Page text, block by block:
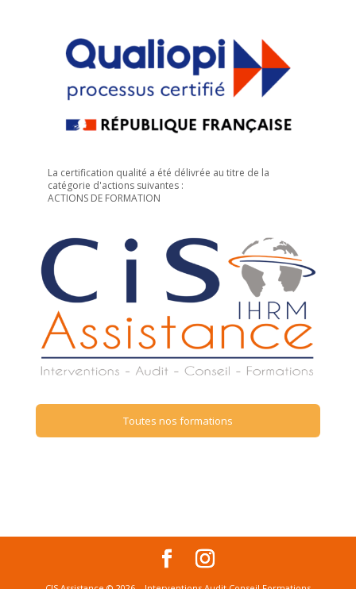
La certification qualité a été délivrée au titre de la
catégorie d'actions suivantes :
ACTIONS DE FORMATION
Toutes nos formations